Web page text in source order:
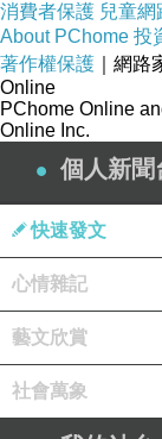
消費者保護 兒童網
About PChome 投
著作權保護 ｜網
Online
PChome Online
Online Inc.
個人新聞
快速發文
心情雜記
藝文欣賞
社會萬象